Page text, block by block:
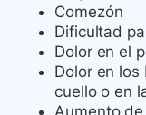
Comezón
Dificultad
Dolor en el
Dolor en
cuello o en